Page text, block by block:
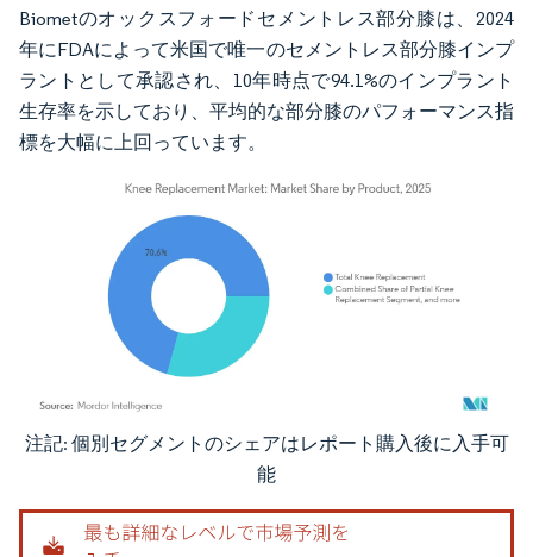
Biometのオックスフォードセメントレス部分膝は、2024
年にFDAによって米国で唯一のセメントレス部分膝インプ
ラントとして承認され、10年時点で94.1%のインプラント
生存率を示しており、平均的な部分膝のパフォーマンス指
標を大幅に上回っています。
画像 © Mordor Intelligence。再利用にはCC BY 4.0の表示が必要です。
注記: 個別セグメントのシェアはレポート購入後に入手可
能